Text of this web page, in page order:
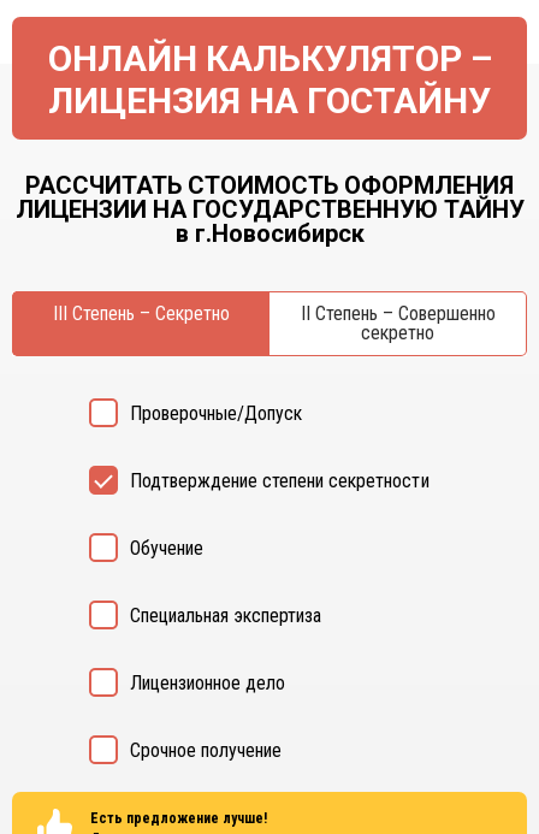
ОНЛАЙН КАЛЬКУЛЯТОР –
ЛИЦЕНЗИЯ НА ГОСТАЙНУ
РАССЧИТАТЬ СТОИМОСТЬ ОФОРМЛЕНИЯ
ЛИЦЕНЗИИ НА ГОСУДАРСТВЕННУЮ ТАЙНУ
в г.Новосибирск
III Степень – Секретно
II Степень – Совершенно
секретно
Проверочные/Допуск
Подтверждение степени секретности
Обучение
Специальная экспертиза
Лицензионное дело
Срочное получение
Есть предложение лучше!